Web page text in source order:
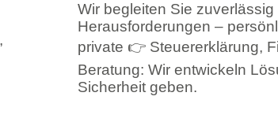
Wir begleiten Sie
Herausforderungen –
private 👉 Steuererklärung,
Beratung: Wir entwickeln
Sicherheit geben.